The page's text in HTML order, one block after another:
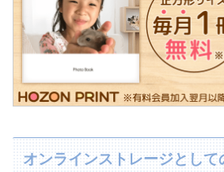
オンラインストレージとして